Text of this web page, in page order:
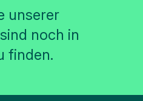
unserer
noch in
finden.